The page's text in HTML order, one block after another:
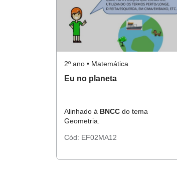
2º ano • Matemática
Eu no planeta
Alinhado à BNCC do tema
Geometria.
Cód: EF02MA12